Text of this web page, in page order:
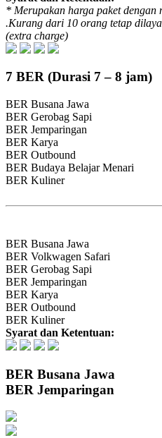
* Merupakan harga paket
.Kurang dari 10 orang tetap
(extra charge)
7 BER (Durasi 7 – 8 jam)
BER Busana Jawa
BER Gerobag Sapi
BER Jemparingan
BER Karya
BER Outbound
BER Budaya Belajar Menari
BER Kuliner
BER Busana Jawa
BER Volkwagen Safari
BER Gerobag Sapi
BER Jemparingan
BER Karya
BER Outbound
BER Kuliner
Syarat dan Ketentuan:
BER Busana Jawa
BER Jemparingan